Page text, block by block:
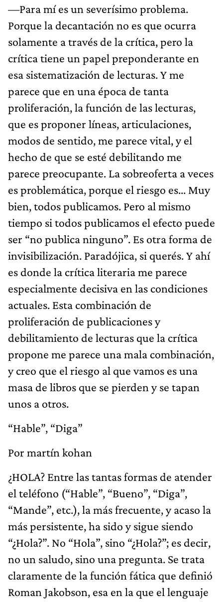
—Para mí es un severísimo problema.
Porque la decantación no es que ocurra
solamente a través de la crítica, pero la
crítica tiene un papel preponderante en
esa sistematización de lecturas. Y me
parece que en una época de tanta
proliferación, la función de las lecturas,
que es proponer líneas, articulaciones,
modos de sentido, me parece vital, y el
hecho de que se esté debilitando me
parece preocupante. La sobreoferta a veces
es problemática, porque el riesgo es... Muy
bien, todos publicamos. Pero al mismo
tiempo si todos publicamos el efecto puede
ser “no publica ninguno”. Es otra forma de
invisibilización. Paradójica, si querés. Y ahí
es donde la crítica literaria me parece
especialmente decisiva en las condiciones
actuales. Esta combinación de
proliferación de publicaciones y
debilitamiento de lecturas que la crítica
propone me parece una mala combinación,
y creo que el riesgo al que vamos es una
masa de libros que se pierden y se tapan
unos a otros.
“Hable”, “Diga”
Por martín kohan
¿HOLA? Entre las tantas formas de atender
el teléfono (“Hable”, “Bueno”, “Diga”,
“Mande”, etc.), la más frecuente, y acaso la
más persistente, ha sido y sigue siendo
“¿Hola?”. No “Hola”, sino “¿Hola?”; es decir,
no un saludo, sino una pregunta. Se trata
claramente de la función fática que definió
Roman Jakobson, esa en la que el lenguaje